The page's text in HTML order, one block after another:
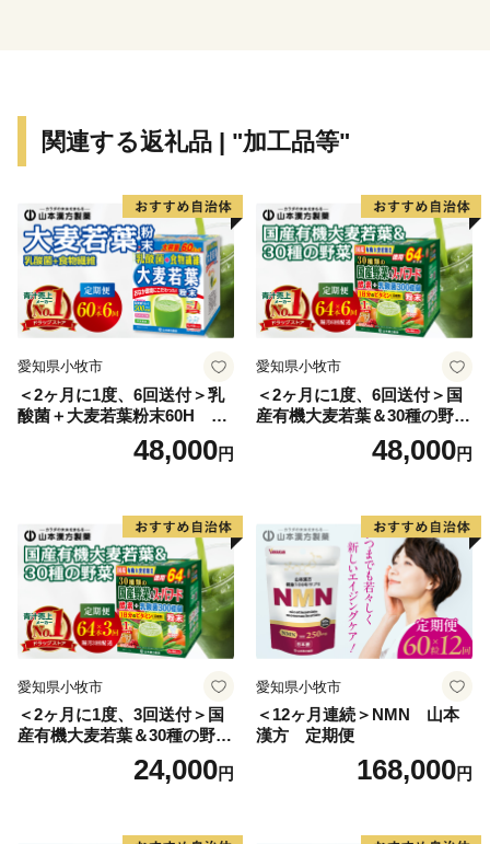
たい海の幸。 那珂湊おさかな市場では、旬の魚介類や
間100万人以上の観光客が訪れます。大きなネタが魅力
のお寿司や新鮮な海の幸が盛りだくさんの海鮮丼を心ゆ
くまでご堪能いただけます。その他、たこの加工生産量
日本一を誇り、多数の水産加工会社では様々な商品の製
造、オリジナル商品の開発が盛んに行われています。ま
ルシースイーツとして子供から大人まで皆に愛されるひ
たちなか市ソウルフードです。
ひたちなか海浜鉄道湊線は、大正２年（1913年）に運
る存在として地元民に愛されています。映画「フラガー
ル」をはじめ、ドラマ・CM等のロケーションとしても
数多く起用されており、中でも、那珂湊駅は築100年を
超えた趣のある木造駅舎が魅力的で「関東の駅百選」に
選出されています。また、勝田駅から阿字ヶ浦駅まで計
10駅（今後、国営ひたち海浜公園前まで延伸予定）に設
置されている駅名標は、それぞれの地域の魅力が一目で
伝わるユニークなデザインとなっており、2015年度グ
ッドデザイン賞を受賞しました。列車のレトロな雰囲気
と広大なお芋畑や田園風景を眺めながら、14.3ｋｍのシ
関連する返礼品 | "加工品等"
愛知県小牧市
＜2ヶ月に1度、6回送付＞乳
酸菌＋大麦若葉粉末60H 山
48,000円
愛知県小牧市
＜2ヶ月に1度、6回送付＞国
産有機大麦若葉＆30種の野
菜 山本漢方 定期便
48,000円
愛知県小牧市
＜2ヶ月に1度、3回送付＞国
産有機大麦若葉＆30種の野
菜 山本漢方 定期便
24,000円
愛知県小牧市
＜12ヶ月連続＞NMN 山本
漢方 定期便
168,000円